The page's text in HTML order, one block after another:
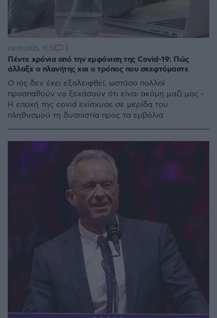
Πέντε χρόνια από την εμφάνιση της Covid-19: Πώς
άλλαξε ο πλανήτης και ο τρόπος που σκεφτόμαστε
Ο ιός δεν έχει εξαλειφθεί, ωστόσο πολλοί
προσπαθούν να ξεχάσουν ότι είναι ακόμη μαζί μας -
Η εποχή της covid ενίσχυσε σε μερίδα του
πληθυσμού τη δυσπιστία προς τα εμβόλια
08.01.2025, 11:33 3